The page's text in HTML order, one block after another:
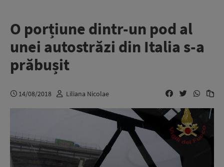
O porțiune dintr-un pod al
unei autostrăzi din Italia s-a
prăbușit
14/08/2018 Liliana Nicolae